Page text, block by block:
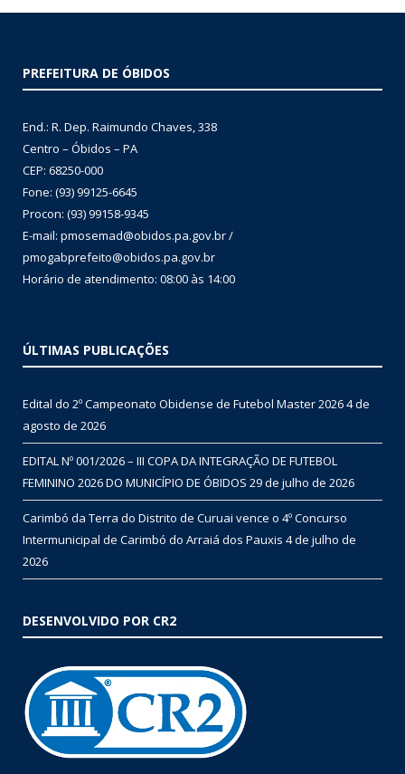
PREFEITURA DE ÓBIDOS
End.: R. Dep. Raimundo Chaves, 338
Centro – Óbidos – PA
CEP: 68250-000
Fone: (93) 99125-6645
Procon: (93) 99158-9345
E-mail: pmosemad@obidos.pa.gov.br /
pmogabprefeito@obidos.pa.gov.br
Horário de atendimento: 08:00 às 14:00
ÚLTIMAS PUBLICAÇÕES
Edital do 2º Campeonato Obidense de Futebol Master 20264 de
agosto de 2026
EDITAL Nº 001/2026 – III COPA DA INTEGRAÇÃO DE FUTEBOL
FEMININO 2026 DO MUNICÍPIO DE ÓBIDOS 29 de julho de 2026
Carimbó da Terra do Distrito de Curuai vence o 4º Concurso
Intermunicipal de Carimbó do Arraiá dos Pauxis 4 de julho de
2026
DESENVOLVIDO POR CR2